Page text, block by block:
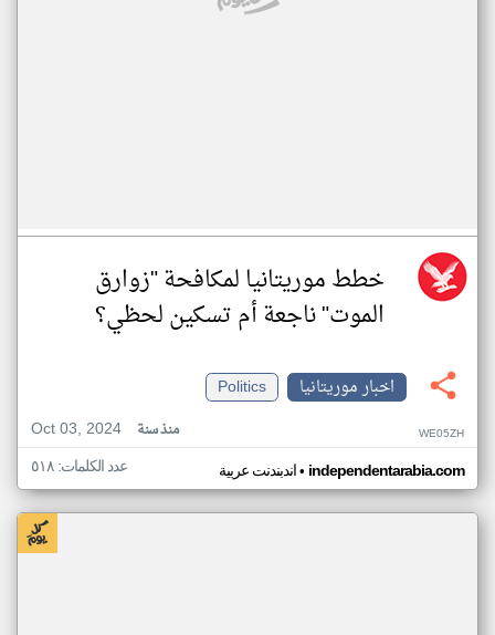
خطط موريتانيا لمكافحة "زوارق
الموت" ناجعة أم تسكين لحظي؟
اخبار موريتانيا
Politics
Oct 03, 2024
منذ سنة WE05ZH
اندبندنت عربية• independentarabia.com عدد الكلمات: ٥١٨